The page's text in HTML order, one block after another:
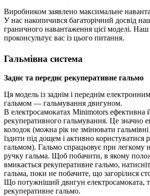
Виробником заявлено максимальне
У нас накопичився багаторічний досвід
граничного навантаження цієї моделі. Наш
проконсультує вас із цього питання.
Гальмівна система
Заднє та переднє рекуперативне гальмо
Ця модель із заднім і переднім
гальмом — гальмування двигуном.
В електросамокатах Minimotors ефективна
рекуперативного гальмування. Це значно
колодок (можна рік не змінювати
їздити під дощем і активно користуватися
гальмом). Гальмо спрацьовує при легкому
ручку гальма. Щоб побачити, в якому
вмикається рекуперативне гальмо,
гальма, поки не побачите, що загорілися
Що потужніший двигун електросамоката,
рекуперативне гальмо.